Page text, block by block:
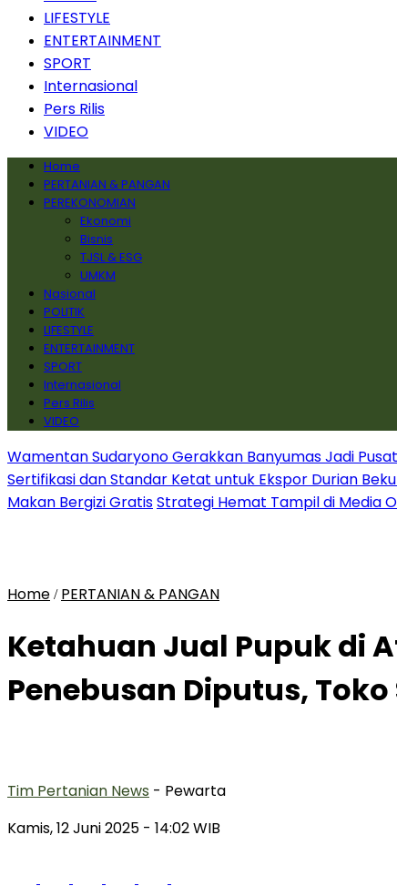
LIFESTYLE
ENTERTAINMENT
SPORT
Internasional
Pers Rilis
VIDEO
Home
PERTANIAN & PANGAN
PEREKONOMIAN
Ekonomi
Bisnis
TJSL & ESG
UMKM
Nasional
POLITIK
LIFESTYLE
ENTERTAINMENT
SPORT
Internasional
Pers Rilis
VIDEO
Wamentan Sudaryono Gerakkan Banyumas Jadi
Sertifikasi dan Standar Ketat untuk Ekspor Durian
Makan Bergizi GratisStrategi Hemat Tampil di Media
Home / PERTANIAN & PANGAN
Ketahuan Jual Pupuk di
Penebusan Diputus,
Tim Pertanian News - Pewarta
Kamis, 12 Juni 2025 - 14:02 WIB